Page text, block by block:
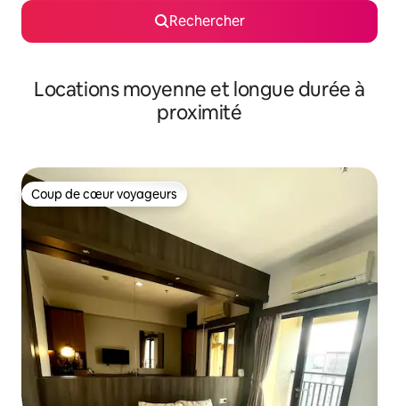
Rechercher
Locations moyenne et longue durée à
proximité
Coup de cœur voyageurs
Coup de cœur voyageurs